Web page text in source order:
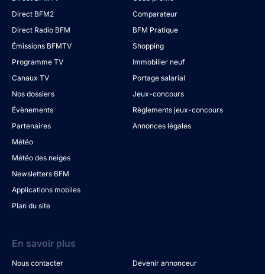
Direct BFM2
Direct Radio BFM
Émissions BFMTV
Programme TV
Canaux TV
Nos dossiers
Évènements
Partenaires
Météo
Météo des neiges
Newsletters BFM
Applications mobiles
Plan du site
Comparateur
BFM Pratique
Shopping
Immobilier neuf
Portage salarial
Jeux-concours
Règlements jeux-concours
Annonces légales
En savoir plus
Nous contacter
Devenir annonceur